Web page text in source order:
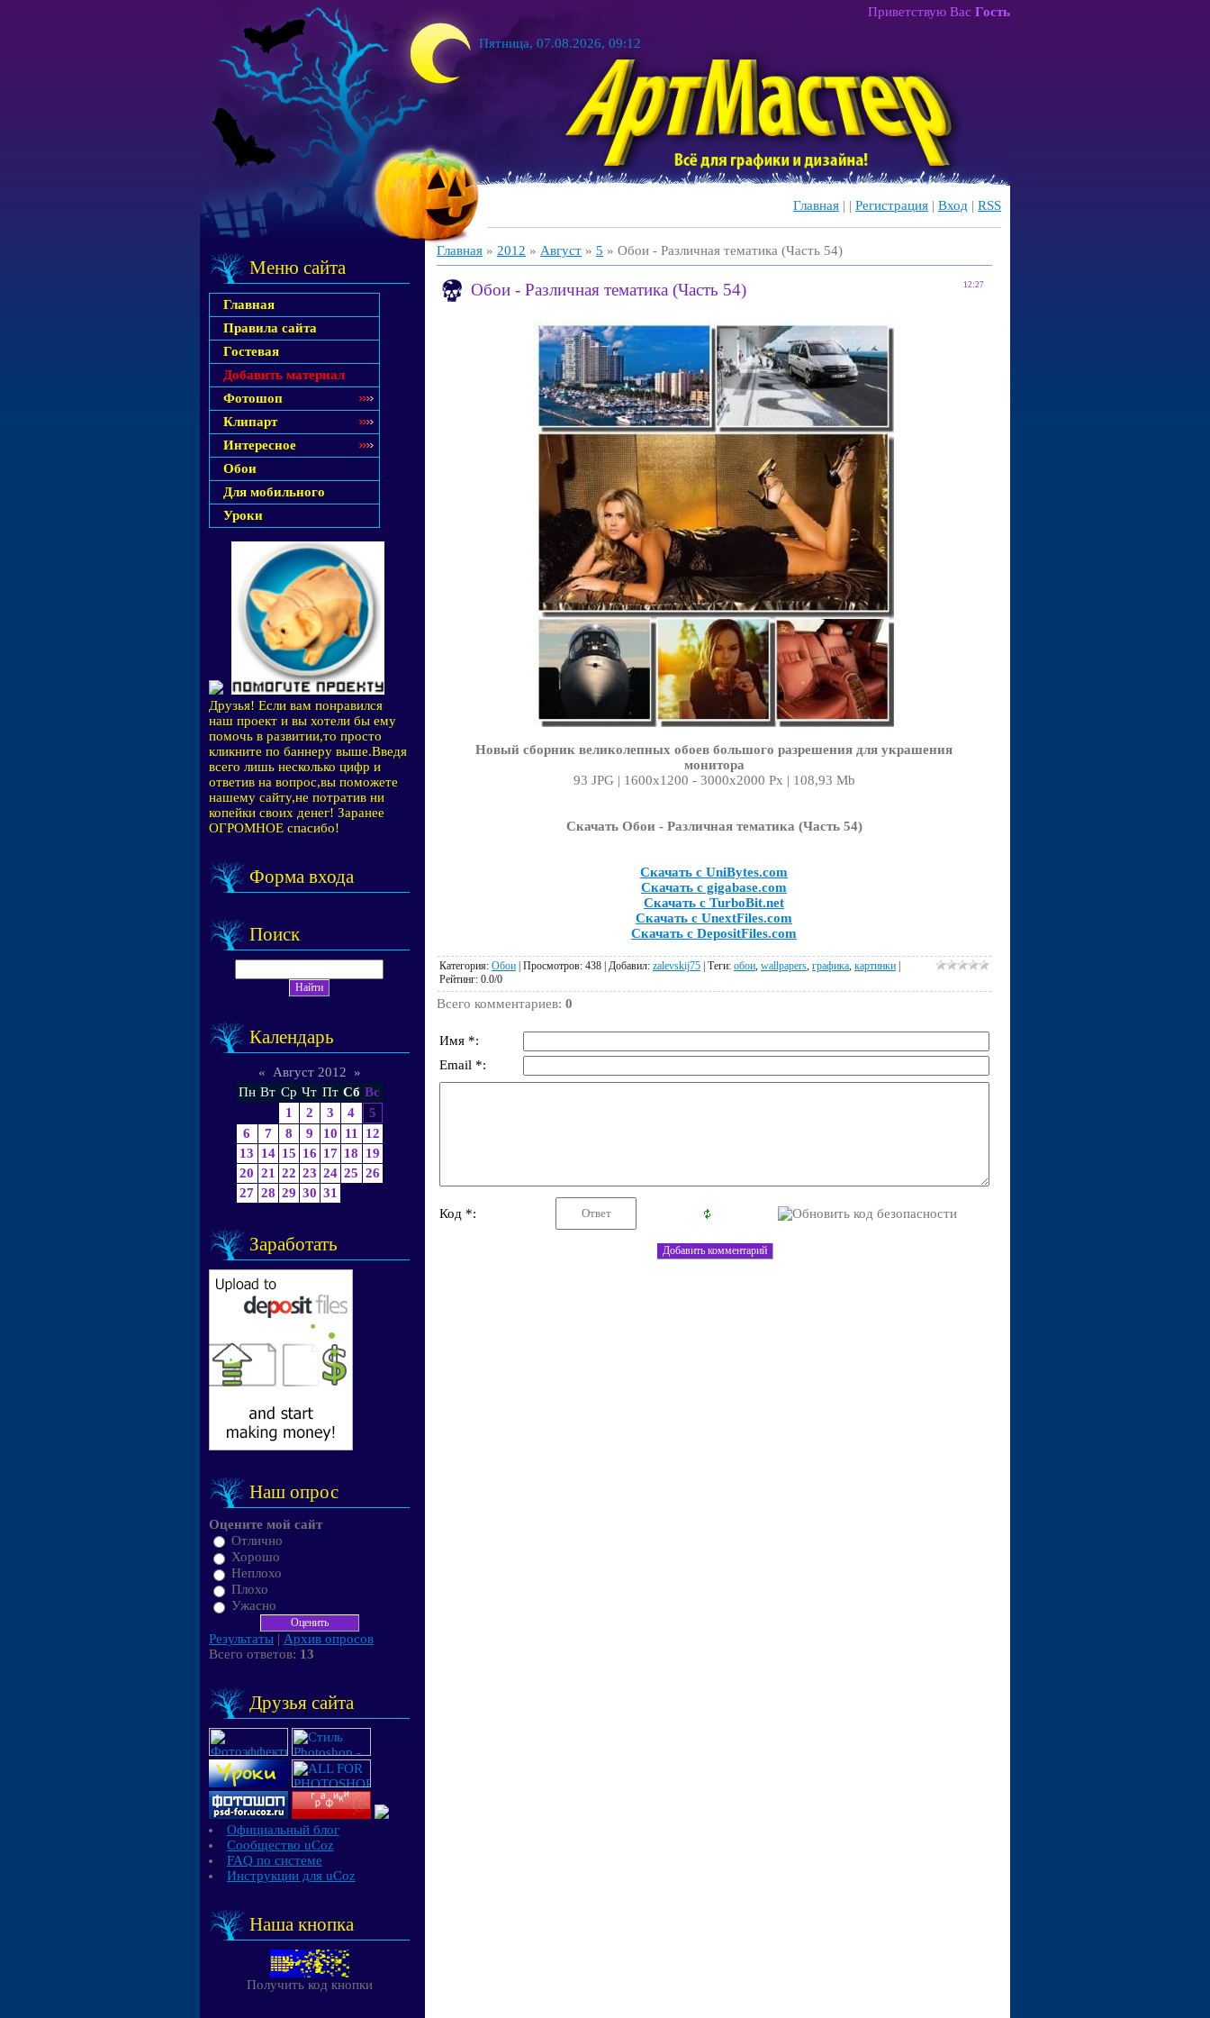
Пятница, 07.08.2026, 09:12
Приветствую Вас Гость
Главная | | Регистрация | Вход | RSS
Меню сайта
Главная
Правила сайта
Гостевая
Добавить материал
Фотошоп
Клипарт
Интересное
Обои
Для мобильного
Уроки
Друзья! Если вам понравился
наш проект и вы хотели бы ему
помочь в развитии,то просто
кликните по баннеру выше.Введя
всего лишь несколько цифр и
ответив на вопрос,вы поможете
нашему сайту,не потратив ни
копейки своих денег! Заранее
ОГРОМНОЕ спасибо!
Форма входа
Поиск
Календарь
« Август 2012
»
Пн Вт Ср Чт Пт Сб Вс
1
2 3 4
5
6
7 8 9 10 11
12
13
14 15 16 17 18
19
20 21 22 23 24 25 26
27 28 29 30 31
Заработать
Наш опрос
Оцените мой сайт
Отлично
Хорошо
Неплохо
Плохо
Ужасно
Результаты | Архив опросов
Всего ответов: 13
Друзья сайта
Официальный блог
Сообщество uCoz
FAQ по системе
Инструкции для uCoz
Наша кнопка
Получить код кнопки
Главная » 2012 » Август » 5 » Обои - Различная тематика (Часть 54)
12:27
Обои - Различная тематика (Часть 54)
Новый сборник великолепных обоев большого разрешения для украшения
монитора
93 JPG | 1600х1200 - 3000х2000 Px | 108,93 Mb
Скачать Обои - Различная тематика (Часть 54)
Скачать с UniBytes.com
Скачать с gigabase.com
Скачать с TurboBit.net
Скачать с UnextFiles.com
Скачать с DepositFiles.com
Категория: Обои | Просмотров: 438 | Добавил: zalevskij75 | Теги: обои wallpapers графика картинки |
Рейтинг: 0.0/0
Всего комментариев: 0
Имя *:
Email *:
Код *: